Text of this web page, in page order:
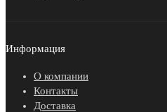
Информация
О компании
Контакты
Доставка